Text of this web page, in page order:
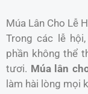
Múa Lân Cho Lễ
Trong các lễ
phần không thể
tươi. Múa lân
làm hài lòng mọi